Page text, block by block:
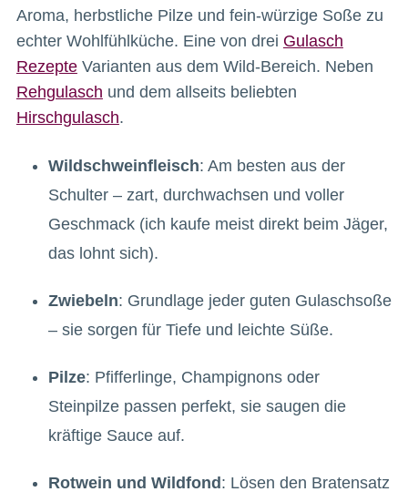
Aroma, herbstliche Pilze und fein-würzige Soße zu
echter Wohlfühlküche. Eine von drei Gulasch
RezepteVarianten aus dem Wild-Bereich. Neben
Rehgulasch und dem allseits beliebten
Hirschgulasch.
Wildschweinfleisch: Am besten aus der
Schulter – zart, durchwachsen und voller
Geschmack (ich kaufe meist direkt beim Jäger,
das lohnt sich).
Zwiebeln: Grundlage jeder guten Gulaschsoße
– sie sorgen für Tiefe und leichte Süße.
Pilze: Pfifferlinge, Champignons oder
Steinpilze passen perfekt, sie saugen die
kräftige Sauce auf.
Rotwein und Wildfond : Lösen den Bratensatz